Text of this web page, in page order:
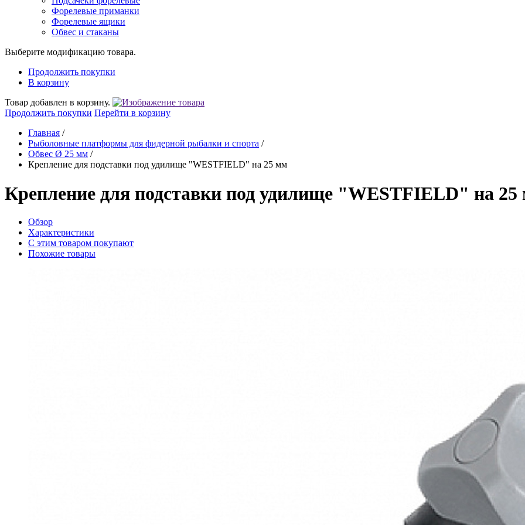
Форелевые приманки
Форелевые ящики
Обвес и стаканы
Выберите модификацию товара.
Продолжить покупки
В корзину
Товар добавлен в корзину.
Продолжить покупки Перейти в корзину
Главная /
Рыболовные платформы для фидерной рыбалки и спорта /
Обвес Ø 25 мм /
Крепление для подставки под удилище "WESTFIELD" на 25 мм
Крепление для подставки под удилище "WESTFIELD" на
Обзор
Характеристики
С этим товаром покупают
Похожие товары